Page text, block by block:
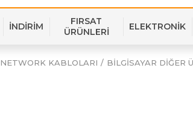
İNDİRİM
FIRSAT
ÜRÜNLERİ
ELEKTRONİK
NETWORK KABLOLARI BİLGİSAYAR DİĞER